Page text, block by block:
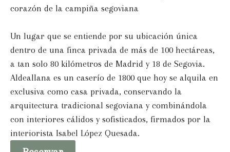
corazón de la campiña segoviana
Un lugar que se entiende por su ubicación única
dentro de una finca privada de más de 100 hectáreas,
a tan solo 80 kilómetros de Madrid y 18 de Segovia.
Aldeallana es un caserío de 1800 que hoy se alquila en
exclusiva como casa privada, conservando la
arquitectura tradicional segoviana y combinándola
con interiores cálidos y sofisticados, firmados por la
interiorista Isabel López Quesada.